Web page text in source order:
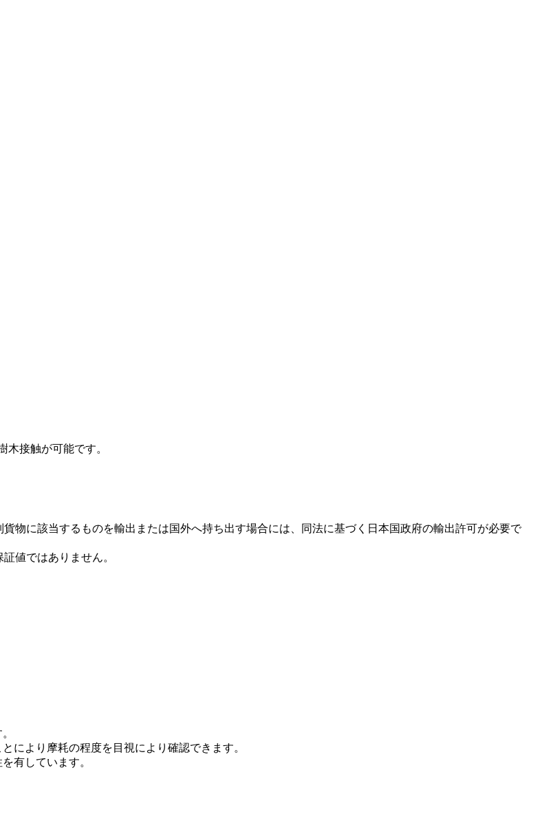
接触が可能です。
物に該当するものを輸出または国外へ持ち出す場合には、同法に基づく日本国政府の輸出許可が必要で
値ではありません。
により摩耗の程度を目視により確認できます。
有しています。